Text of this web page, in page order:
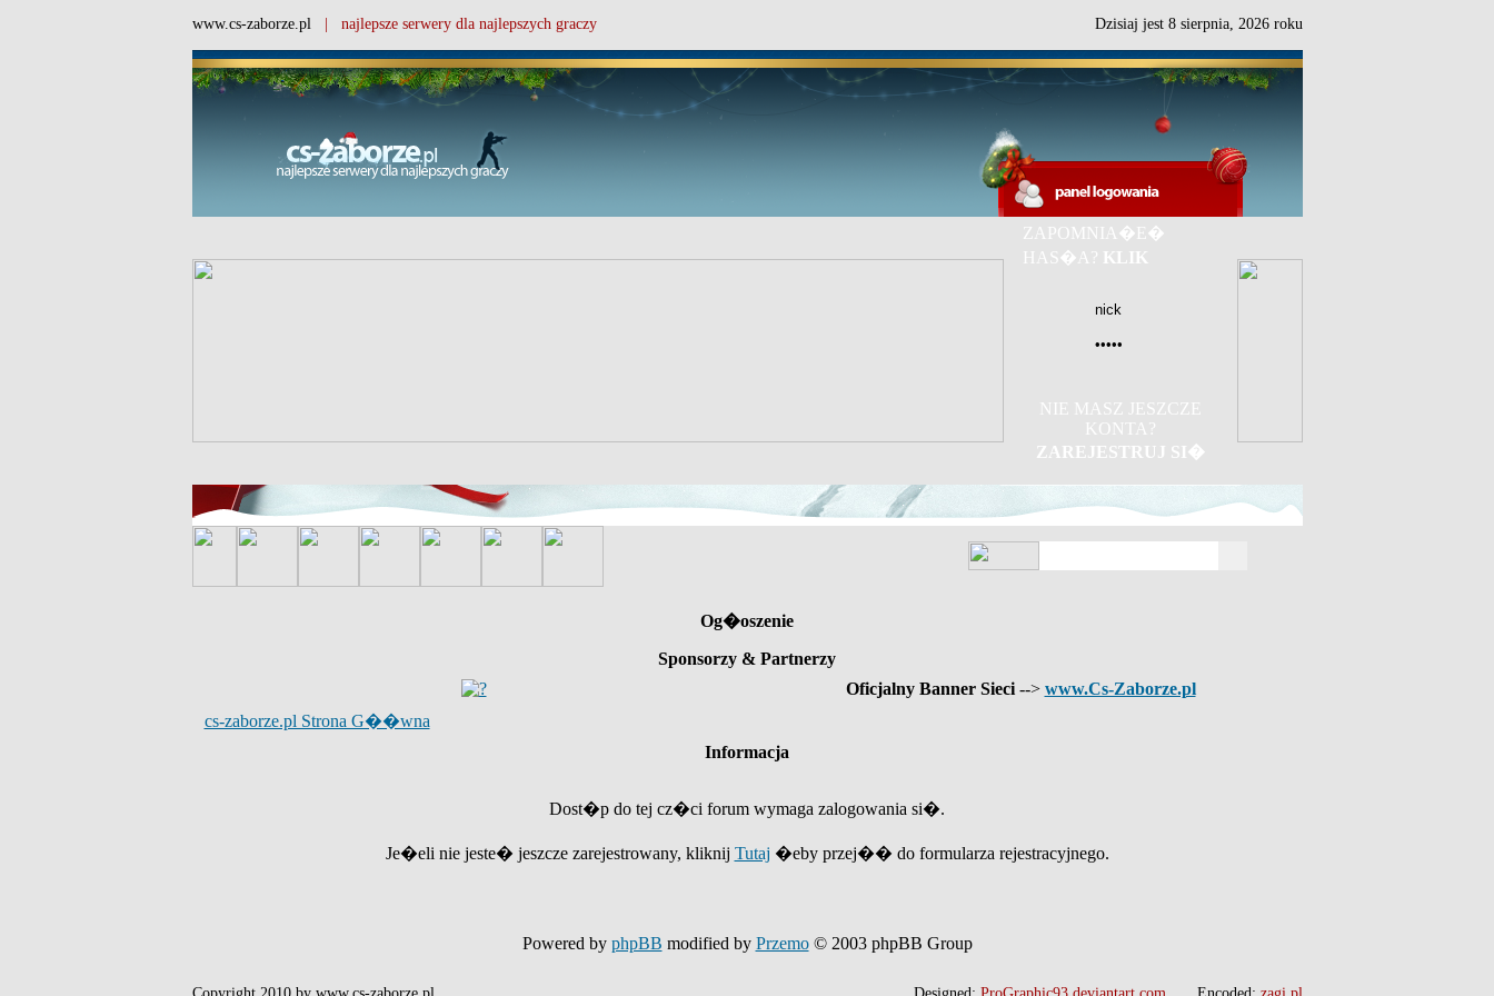
www.cs-zaborze.pl | najlepsze serwery dla najlepszych graczy Dzisiaj jest 8 sierpnia, 2026 roku
ZAPOMNIA�E�
HAS�A? KLIK
NIE MASZ JESZCZE
KONTA?
ZAREJESTRUJ SI�
Og�oszenie
Sponsorzy & Partnerzy
Oficjalny Banner Sieci --> www.Cs-Zaborze.pl
cs-zaborze.pl Strona G��wna
Informacja
Dost�p do tej cz�ci forum wymaga zalogowania si�.
Je�eli nie jeste� jeszcze zarejestrowany, kliknij Tutaj �eby przej�� do formularza rejestracyjnego.
Powered by phpBB modified by Przemo© 2003 phpBB Group